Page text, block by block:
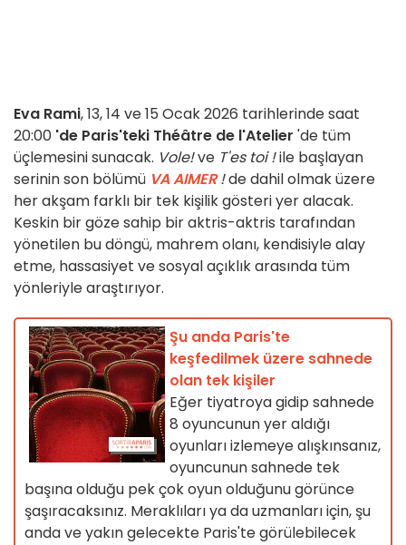
Eva Rami, 13, 14 ve 15 Ocak 2026 tarihlerinde saat
20:00 'de Paris'teki Théâtre de l'Atelier 'de tüm
üçlemesini sunacak. Vole!ve T'es toi !ile başlayan
serinin son bölümü VA AIMER !de dahil olmak üzere
her akşam farklı bir tek kişilik gösteri yer alacak.
Keskin bir göze sahip bir aktris-aktris tarafından
yönetilen bu döngü, mahrem olanı, kendisiyle alay
etme, hassasiyet ve sosyal açıklık arasında tüm
yönleriyle araştırıyor.
Şu anda Paris'te
keşfedilmek üzere sahnede
olan tek kişiler
Eğer tiyatroya gidip sahnede
8 oyuncunun yer aldığı
oyunları izlemeye alışkınsanız,
oyuncunun sahnede tek
başına olduğu pek çok oyun olduğunu görünce
şaşıracaksınız. Meraklıları ya da uzmanları için, şu
anda ve yakın gelecekte Paris'te görülebilecek